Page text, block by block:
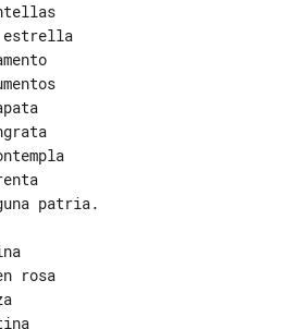
estrella
patria.
rosa